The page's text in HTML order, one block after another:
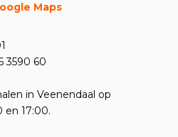
Maps
3590 60
in Veenendaal op
en 17:00.